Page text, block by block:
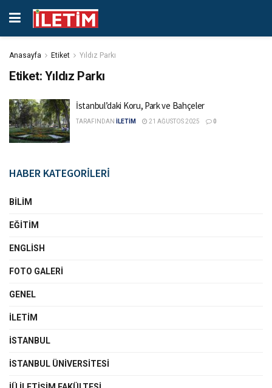
Anasayfa Etiket Yıldız Parkı
Etiket: Yıldız Parkı
İstanbul’daki Koru, Park ve Bahçeler
TARAFINDAN İLETİM 21 AĞUSTOS 2025 0
HABER KATEGORİLERİ
BILIM
EĞITIM
ENGLISH
FOTO GALERI
GENEL
İLETIM
İSTANBUL
İSTANBUL ÜNIVERSITESI